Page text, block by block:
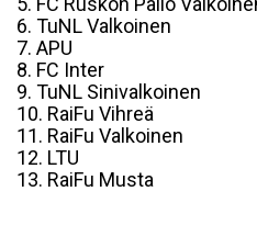
6. TuNL Valkoinen
7. APU
8. FC Inter
9. TuNL Sinivalkoinen
10. RaiFu Vihreä
11. RaiFu Valkoinen
12. LTU
13. RaiFu Musta